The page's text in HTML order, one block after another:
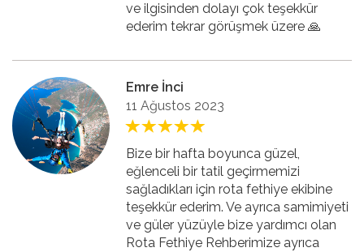
ve ilgisinden dolayı çok teşekkür
ederim tekrar görüşmek üzere 🙏
Emre İnci
11 Ağustos 2023
Bize bir hafta boyunca güzel,
eğlenceli bir tatil geçirmemizi
sağladıkları için rota fethiye ekibine
teşekkür ederim. Ve ayrıca samimiyeti
ve güler yüzüyle bize yardımcı olan
Rota Fethiye Rehberimize ayrıca